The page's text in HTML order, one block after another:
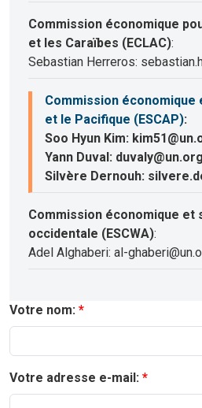
Commission économique
et les Caraïbes (ECLAC):
Sebastian Herreros:
Commission économique
et le Pacifique (ESCAP):
Soo Hyun Kim:
Yann Duval: duvaly@un.org
Silvère Dernouh:
Commission économique et
occidentale (ESCWA):
Adel Alghaberi: al-
Votre nom:
Votre adresse e-mail: